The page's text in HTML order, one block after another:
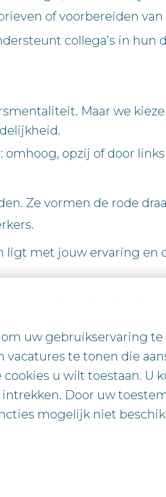
uw gebruikservaring te
vacatures te tonen die
u wilt toestaan. U
Door uw
mogelijk niet
of voorbereiden van
collega’s in hun
Maar we
opzij of door
Ze vormen de rode
met jouw ervaring en
maar altijd in balans.
voor gezonde ambitie
gewoon zichzelf